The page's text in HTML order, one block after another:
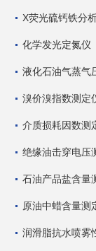
X荧光硫钙铁分
化学发光定氮仪
液化石油气蒸气
溴价溴指数测定
介质损耗因数测
绝缘油击穿电压
石油产品盐含量
原油中蜡含量测
润滑脂抗水喷雾